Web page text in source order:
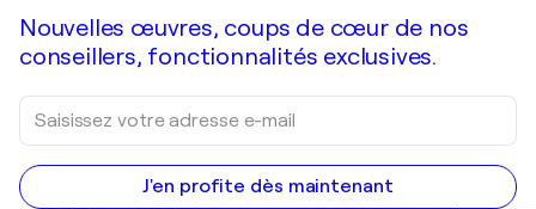
Nouvelles œuvres, coups de cœur de nos
conseillers, fonctionnalités exclusives.
J'en profite dès maintenant